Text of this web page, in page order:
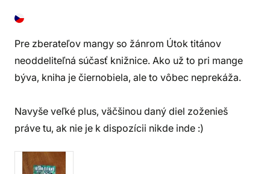
Pre zberateľov mangy so žánrom Útok titánov
neoddeliteľná súčasť knižnice. Ako už to pri mange
býva, kniha je čiernobiela, ale to vôbec neprekáža.
Navyše veľké plus, väčšinou daný diel zoženieš
práve tu, ak nie je k dispozícii nikde inde :)